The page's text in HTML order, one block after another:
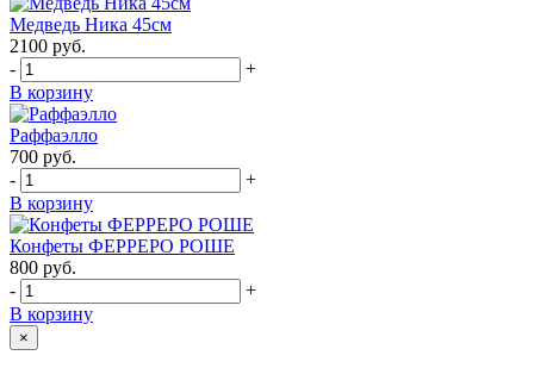
Медведь Ника 45см
2100 руб.
-
+
В корзину
Раффаэлло
700 руб.
-
+
В корзину
Конфеты ФЕРРЕРО РОШЕ
800 руб.
-
+
В корзину
×